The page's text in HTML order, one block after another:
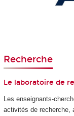
Recherche
Le laboratoire de
Les enseignants-
activités de recherche,